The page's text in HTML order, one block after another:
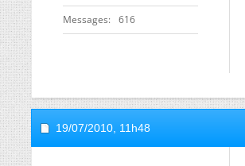
Messages 616
19/07/2010, 11h48